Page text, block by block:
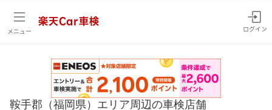
メニュー
楽天Car車検
ログイン
鞍手郡（福岡県）エリア周辺の車検店舗